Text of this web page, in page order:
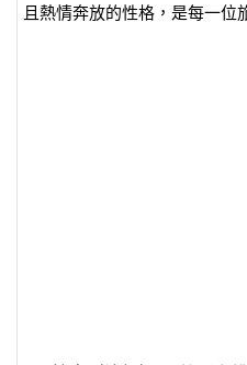
且熱情奔放的性格，是每一位